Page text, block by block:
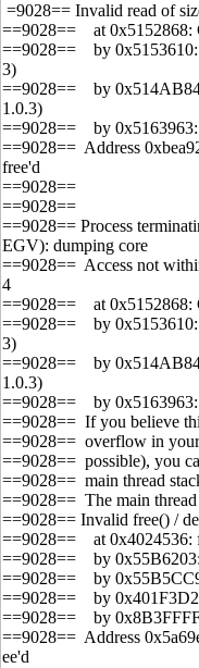
=9028== Invalid read of
==9028== at 0x5152868:
==9028== by 0x5153610:
3)
==9028== by
1.0.3)
==9028== by 0x5163963:
==9028== Address
free'd
==9028==
==9028==
==9028== Process
EGV): dumping core
==9028== Access not
4
==9028== at 0x5152868:
==9028== by 0x5153610:
3)
==9028== by
1.0.3)
==9028== by 0x5163963:
==9028== If you believe
==9028== overflow in
==9028== possible), you
==9028== main thread
==9028== The main thread
==9028== Invalid free() /
==9028== at 0x4024536:
==9028== by 0x55B6203:
==9028== by
==9028== by 0x401F3D2:
==9028== by
==9028== Address
ee'd